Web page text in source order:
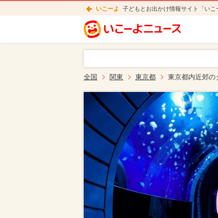
いこーよ 子どもとお出かけ情報サイト「い
全国 関東 東京都 東京都内近郊